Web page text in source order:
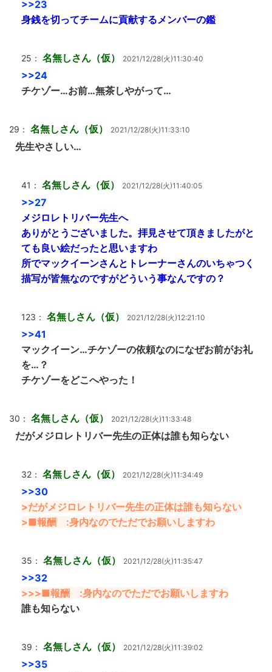
>>23
身銭を切ってチームに貢献するメンバーの鑑
25： 名無しさん（仮） 2021/12/28(火)11:30:40
>>24
チケゾー…お前…無茶しやがって…
29： 名無しさん（仮） 2021/12/28(火)11:33:10
先生やさしい…
41： 名無しさん（仮） 2021/12/28(火)11:40:05
>>27
メジロレトリバー先生へ
ありがとうございました。拝見させて頂きましたがと
ても良い絵だったと思いますわ
所でマックイーンさんとトレーナーさんのいちゃつく
描写が皆無なのですがどういう事なんですの？
123： 名無しさん（仮） 2021/12/28(火)12:21:10
>>41
マックイーン…チケゾーの依頼なのになぜお前がお礼
を…？
チケゾーをどこへやった！
30： 名無しさん（仮） 2021/12/28(火)11:33:48
だがメジロレトリバー先生の正体は誰も知らない
32： 名無しさん（仮） 2021/12/28(火)11:34:49
>>30
>だがメジロレトリバー先生の正体は誰も知らない
>■報酬 :身内なのでただでお願いしますわ
35： 名無しさん（仮） 2021/12/28(火)11:35:47
>>32
>>>■報酬 :身内なのでただでお願いしますわ
誰も知らない
39： 名無しさん（仮） 2021/12/28(火)11:39:02
>>35